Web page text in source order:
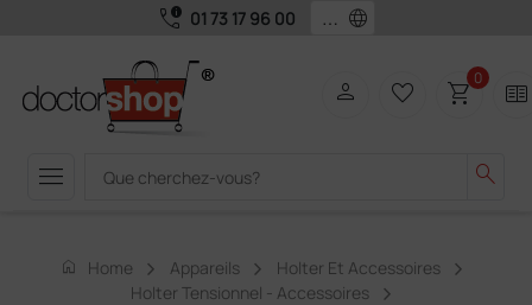
call_quality 01 73 17 96 00 language
menu search
person favorite_border shopping_cart0 two_pager
home Home Appareils
Holter Et Accessoires
Holter Tensionnel - Accessoires